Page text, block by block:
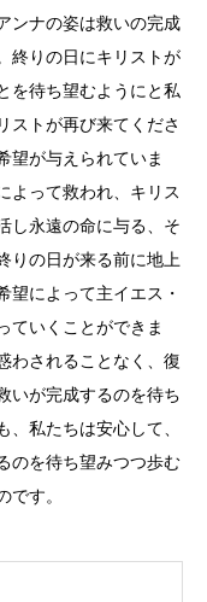
ンナの姿は救いの完成
終りの日にキリストが
を待ち望むようにと私
ストが再び来てくださ
望が与えられていま
よって救われ、キリス
し永遠の命に与る、そ
りの日が来る前に地上
望によって主イエス・
ていくことができま
わされることなく、復
いが完成するのを待ち
私たちは安心して、
のを待ち望みつつ歩む
です。